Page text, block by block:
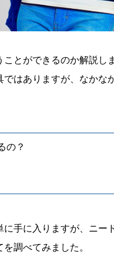
とができるのか解説し
はありますが、なか
の？
手に入りますが、ニ
調べてみました。